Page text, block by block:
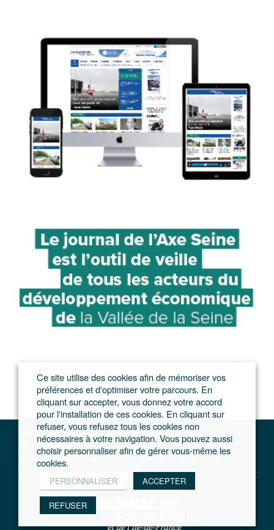
Le journal du Grand Paris – L'actualité du développement de l'Ile-de-France
Le Pierre-Simon Girard reprend les flots et du service sur le canal de l’Ourcq
Ce site utilise des cookies afin de mémoriser vos
préférences et d'optimiser votre parcours. En
cliquant sur accepter, vous donnez votre accord
pour l'installation de ces cookies. En cliquant sur
refuser, vous refusez tous les cookies non
nécessaires à votre navigation. Vous pouvez aussi
choisir personnaliser afin de gérer vous-même les
cookies.
PERSONNALISER ACCEPTER
REFUSER